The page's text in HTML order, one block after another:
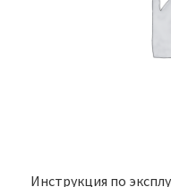
Инструкция по